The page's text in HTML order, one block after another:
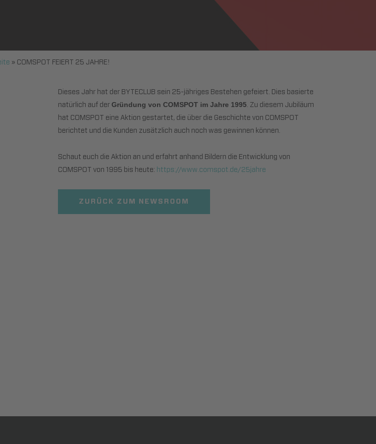
» COMSPOT FEIERT 25 JAHRE!
Dieses Jahr hat der BYTECLUB sein 25-jähriges Bestehen gefeiert. Dies basierte
natürlich auf derGründung von COMSPOT im Jahre 1995. Zu diesem Jubiläum
hat COMSPOT eine Aktion gestartet, die über die Geschichte von COMSPOT
berichtet und die Kunden zusätzlich auch noch was gewinnen können.
Schaut euch die Aktion an und erfahrt anhand Bildern die Entwicklung von
COMSPOT von 1995 bis heute: https://www.comspot.de/25jahre
ZURÜCK ZUM NEWSROOM